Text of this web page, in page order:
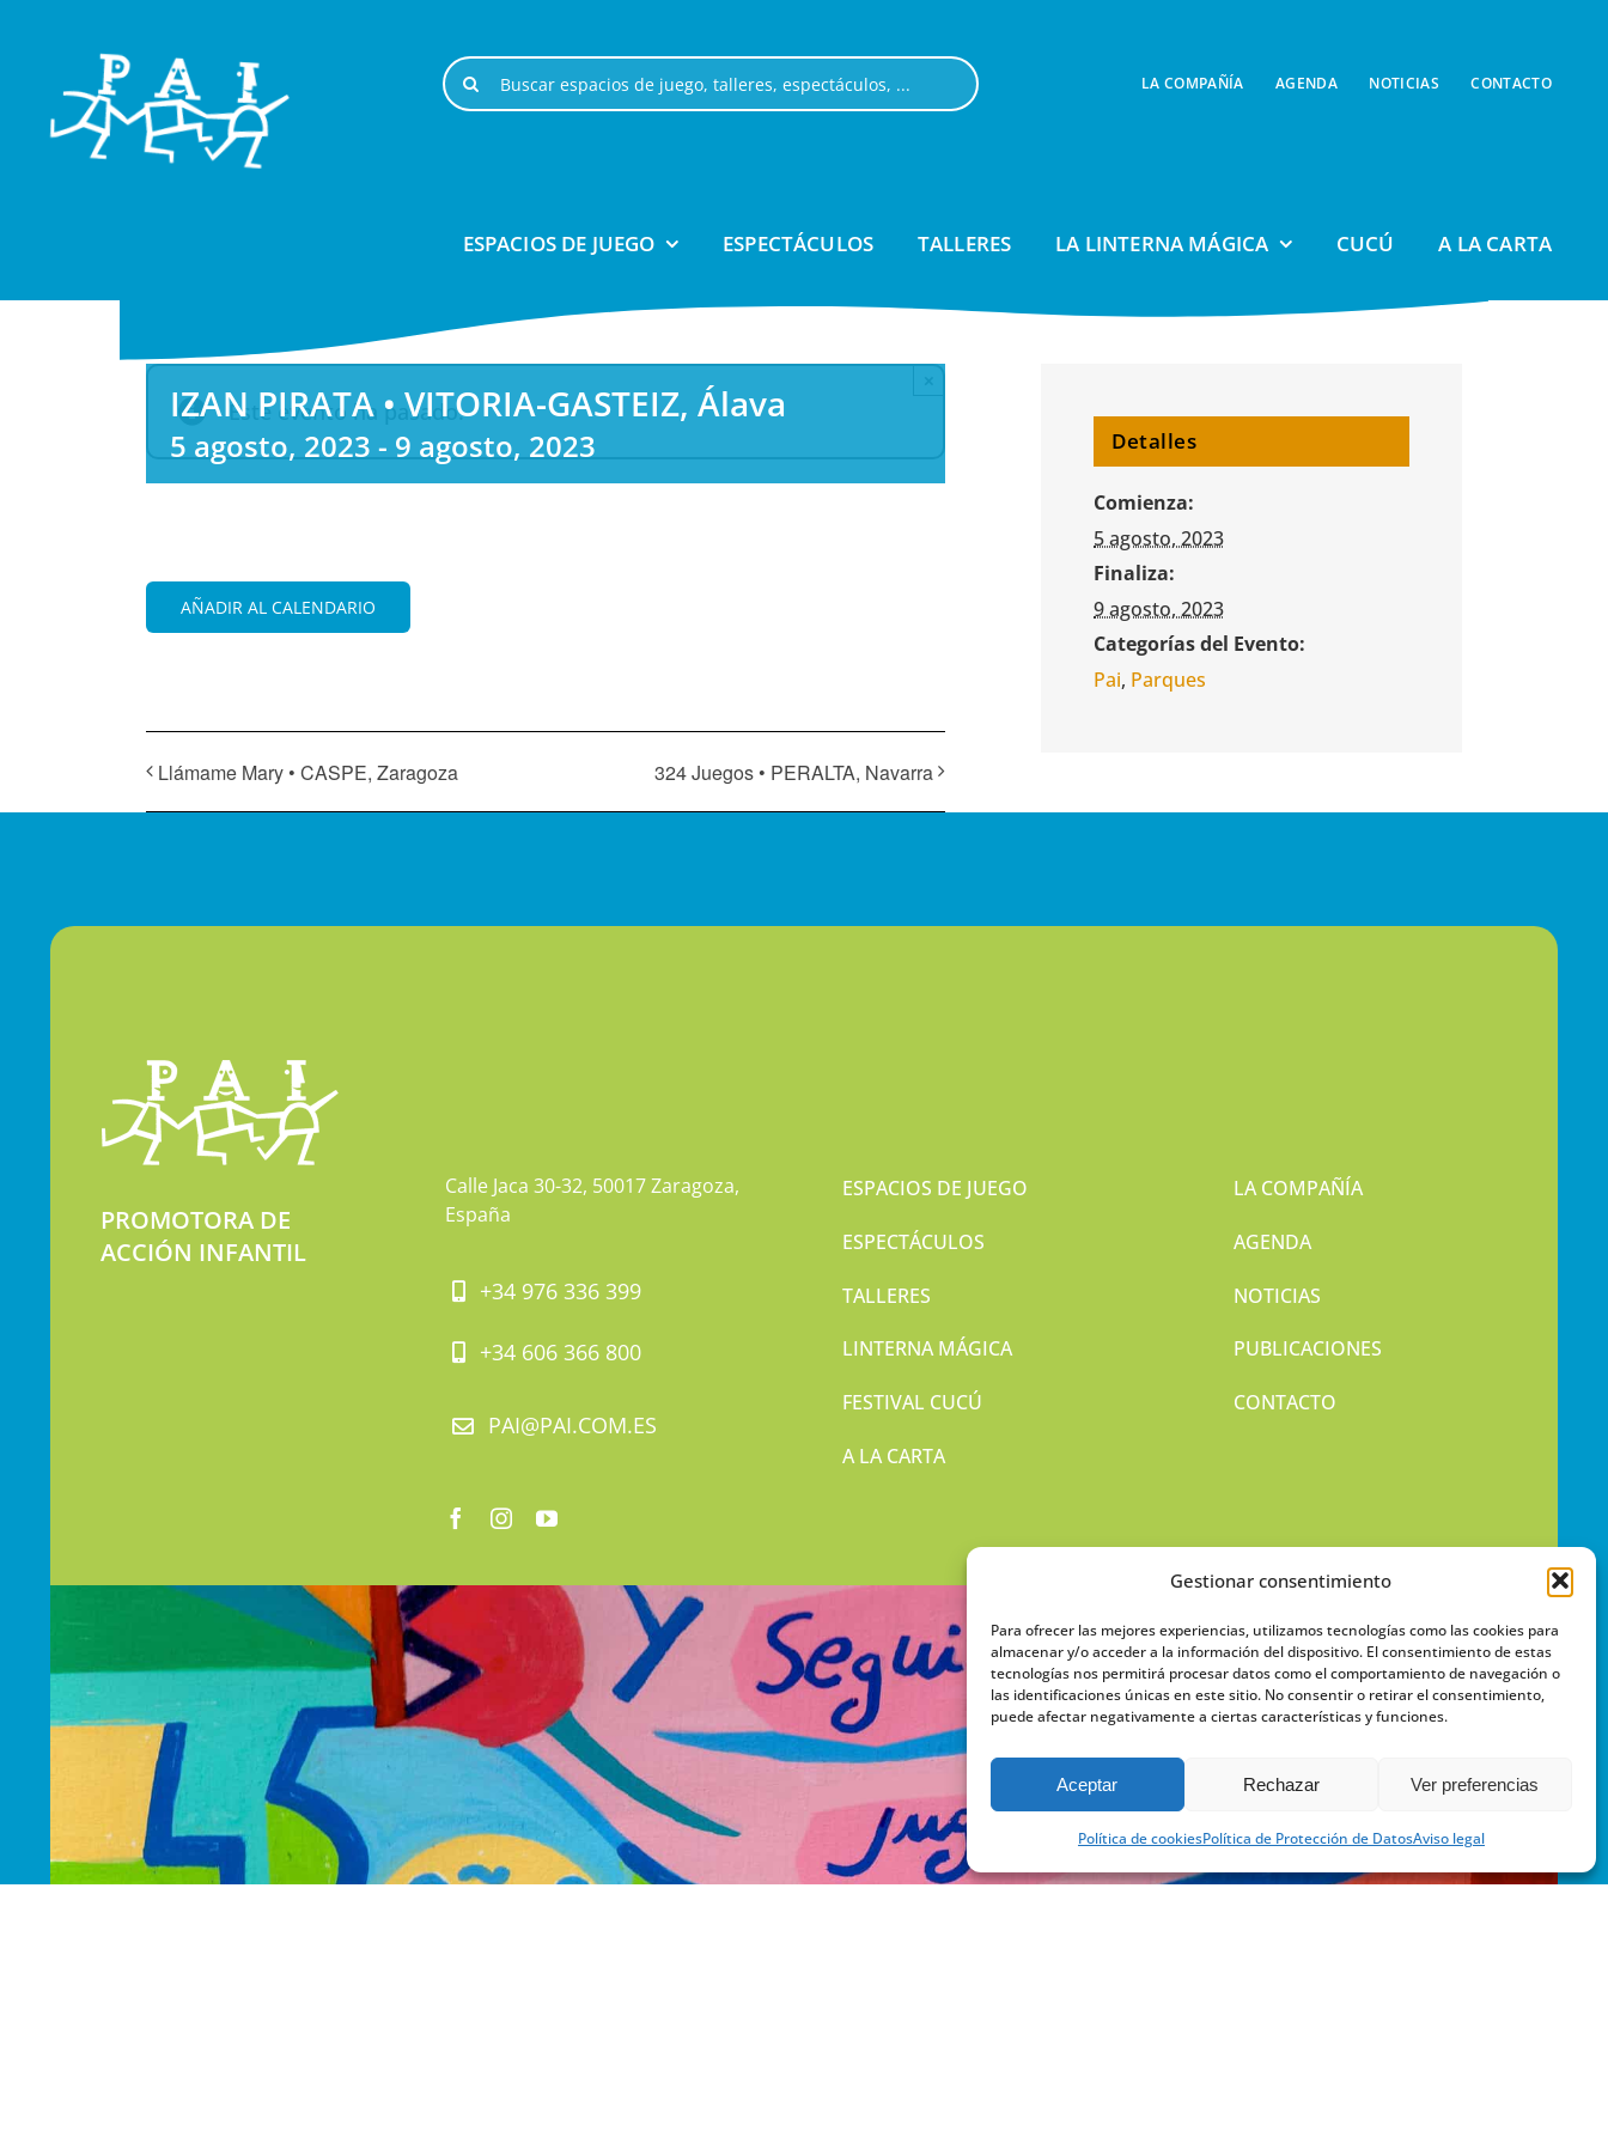
Gestionar consentimiento
Para ofrecer las mejores experiencias, utilizamos tecnologías como las cookies para
almacenar y/o acceder a la información del dispositivo. El consentimiento de estas
tecnologías nos permitirá procesar datos como el comportamiento de navegación o
las identificaciones únicas en este sitio. No consentir o retirar el consentimiento,
puede afectar negativamente a ciertas características y funciones.
Aceptar Rechazar Ver preferencias
Política de cookiesPolítica de Protección de DatosAviso legal
Buscar: LA COMPAÑÍA AGENDA NOTICIAS CONTACTO
ESPACIOS DE JUEGO ESPECTÁCULOS TALLERES LA LINTERNA MÁGICA CUCÚ A LA CARTA
Este evento ha pasado.
IZAN PIRATA • VITORIA-GASTEIZ, Álava
5 agosto, 2023 - 9 agosto, 2023
AÑADIR AL CALENDARIO
Llámame Mary • CASPE, Zaragoza 324 Juegos • PERALTA, Navarra
Detalles
Comienza:
5 agosto, 2023
Finaliza:
9 agosto, 2023
Categorías del Evento:
Pai, Parques
PROMOTORA DE
ACCIÓN INFANTIL
Calle Jaca 30-32, 50017 Zaragoza,
España
+34 976 336 399
+34 606 366 800
PAI@PAI.COM.ES
ESPACIOS DE JUEGO
ESPECTÁCULOS
TALLERES
LINTERNA MÁGICA
FESTIVAL CUCÚ
A LA CARTA
LA COMPAÑÍA
AGENDA
NOTICIAS
PUBLICACIONES
CONTACTO